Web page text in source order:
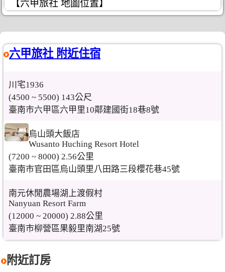
【六甲旅社 地圖位置】
六甲旅社 附近住宿
川宅1936
(4500 ~ 5500) 143公尺
臺南市六甲區六甲里10鄰建國街18巷8號
烏山頭大飯店
Wusanto Huching Resort Hotel
(7200 ~ 8000) 2.56公里
臺南市官田區烏山頭里八田路三段櫻花巷45號
南元休閒農場湖上渡假村
Nanyuan Resort Farm
(12000 ~ 20000) 2.88公里
臺南市柳營區果毅里南湖25號
附近訂房